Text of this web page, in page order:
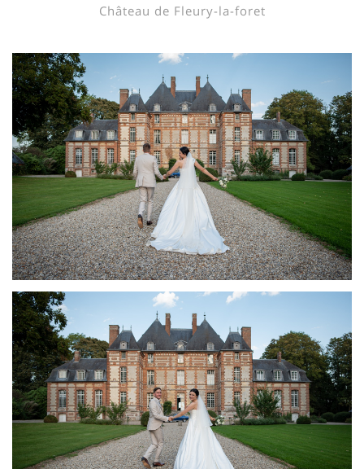
Château de Fleury-la-foret